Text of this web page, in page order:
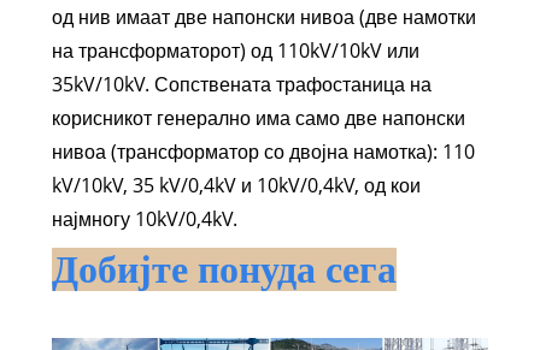
од нив имаат две напонски нивоа (две намотки
на трансформаторот) од 110kV/10kV или
35kV/10kV. Сопствената трафостаница на
корисникот генерално има само две напонски
нивоа (трансформатор со двојна намотка): 110
kV/10kV, 35 kV/0,4kV и 10kV/0,4kV, од кои
најмногу 10kV/0,4kV.
Добијте понуда сега